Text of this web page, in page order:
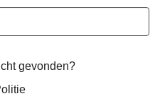
gevonden?